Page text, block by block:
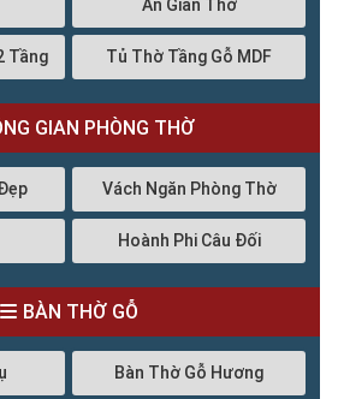
Án Gian Thờ
Tầng Tủ Thờ Tầng Gỗ MDF
GIAN PHÒNG THỜ
Vách Ngăn Phòng Thờ
Hoành Phi Câu Đối
BÀN THỜ GỖ
Bàn Thờ Gỗ Hương